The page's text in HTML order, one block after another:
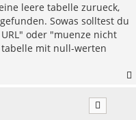
leere tabelle zurueck,
Sowas solltest du
oder "muenze nicht
mit null-werten